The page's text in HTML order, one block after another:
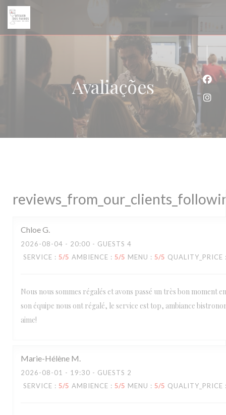
Painel de Gerenciamento de Cookies
Avaliações
ChloeG
2026-08-04 - 20:00 - GUESTS 4
SERVICE : 5/5 AMBIENCE : 5/5 MENU : 5/5 QUALITY_PRICE
Nous nous sommes régalés et avons passé un très bon moment
son équipe nous ont régalé, le service est top, ambiance
aime!
Marie-Hélène M
2026-08-01 - 19:30 - GUESTS 2
SERVICE : 5/5 AMBIENCE : 5/5 MENU : 5/5 QUALITY_PRICE